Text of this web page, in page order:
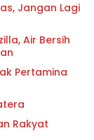
Jangan Lagi
Air Bersih
Pertamina
Rakyat